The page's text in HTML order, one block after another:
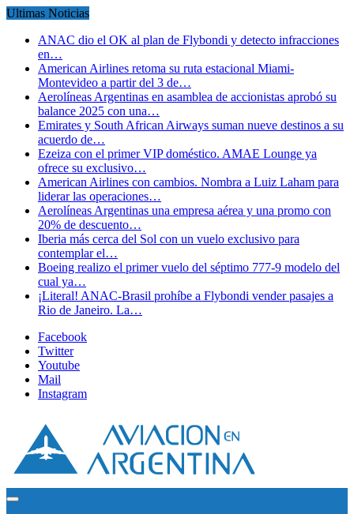
Ultimas Noticias
ANAC dio el OK al plan de Flybondi y detecto infracciones
en…
American Airlines retoma su ruta estacional Miami-
Montevideo a partir del 3 de…
Aerolíneas Argentinas en asamblea de accionistas aprobó su
balance 2025 con una…
Emirates y South African Airways suman nueve destinos a su
acuerdo de…
Ezeiza con el primer VIP doméstico. AMAE Lounge ya
ofrece su exclusivo…
American Airlines con cambios. Nombra a Luiz Laham para
liderar las operaciones…
Aerolíneas Argentinas una empresa aérea y una promo con
20% de descuento…
Iberia más cerca del Sol con un vuelo exclusivo para
contemplar el…
Boeing realizo el primer vuelo del séptimo 777-9 modelo del
cual ya…
¡Literal! ANAC-Brasil prohíbe a Flybondi vender pasajes a
Rio de Janeiro. La…
Facebook
Twitter
Youtube
Mail
Instagram